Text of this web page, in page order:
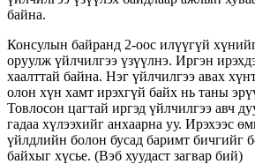
байна.
Консулын байранд 2-оос илүүгүй
оруулж үйлчилгээ үзүүлнэ. Иргэн
хаалттай байна. Нэг үйлчилгээ авах
олон хүн хамт ирэхгүй байх нь таны
Товлосон цагтай иргэд үйлчилгээ авч
гадаа хүлээхийг анхаарна уу. Ирэхээс
үйлдлийн болон бусад баримт бичгийг
байхыг хүсье. (Вэб хуудаст загвар бий)